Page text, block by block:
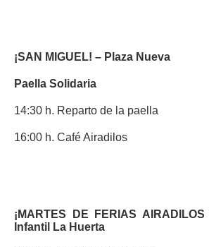
¡SAN MIGUEL! – Plaza Nueva
Paella Solidaria
14:30 h. Reparto de la paella
16:00 h. Café Airadilos
¡MARTES DE FERIAS
Infantil La Huerta